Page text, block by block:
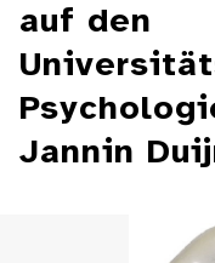
auf den
Jannin